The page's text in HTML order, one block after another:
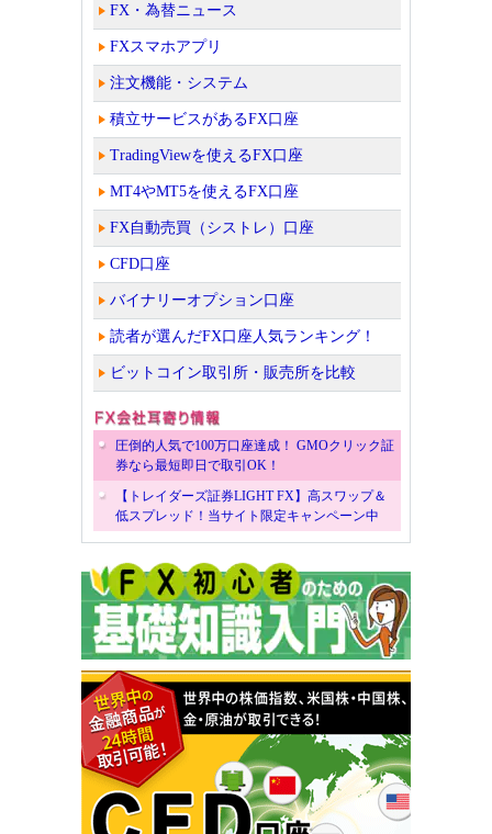
FX・為替ニュース
FXスマホアプリ
注文機能・システム
積立サービスがあるFX口座
TradingViewを使えるFX口座
MT4やMT5を使えるFX口座
FX自動売買（シストレ）口座
CFD口座
バイナリーオプション口座
読者が選んだFX口座人気ランキング！
ビットコイン取引所・販売所を比較
圧倒的人気で100万口座達成！ GMOクリック証
券なら最短即日で取引OK！
【トレイダーズ証券LIGHT FX】高スワップ＆
低スプレッド！当サイト限定キャンペーン中